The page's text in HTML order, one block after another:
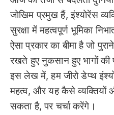
जोखिम प्रमुख हैं, इंश्योरेंस
सुरक्षा में महत्वपूर्ण भूमिका
ऐसा प्रकार का बीमा है जो
रखते हुए नुकसान हुए भागों की
इस लेख में, हम जीरो डेप्थ
महत्व, और यह कैसे व्यक्तियों
सकता है, पर चर्चा करेंगे।